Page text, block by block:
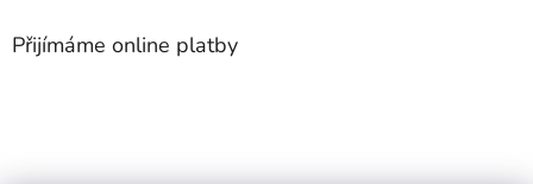
Přijímáme online platby